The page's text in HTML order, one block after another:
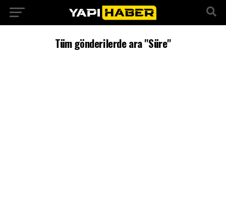
Tüm gönderilerde ara "Süre"